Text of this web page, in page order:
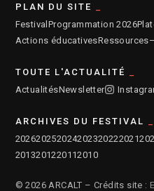
PLAN DU SITE
Festival Programmation 2026
Actions éducativesRessources
TOUTE L'ACTUALITÉ
ActualitésNewsletter
ARCHIVES DU FESTIVAL
202620252024202320222021
2013201220112010
© 2026 ARCALT – Crédits site :